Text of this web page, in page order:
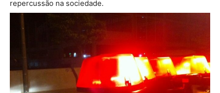
repercussão na sociedade.